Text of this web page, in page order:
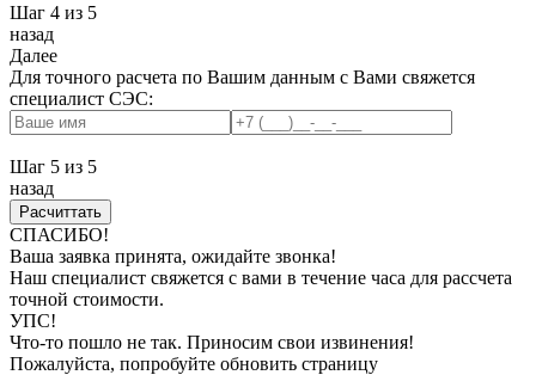
Шаг 4 из 5
назад
Далее
Для точного расчета по Вашим данным с Вами свяжется
специалист СЭС:
Шаг 5 из 5
назад
СПАСИБО!
Ваша заявка принята, ожидайте звонка!
Наш специалист свяжется с вами в течение часа для рассчета
точной стоимости.
УПС!
Что-то пошло не так. Приносим свои извинения!
Пожалуйста, попробуйте обновить страницу